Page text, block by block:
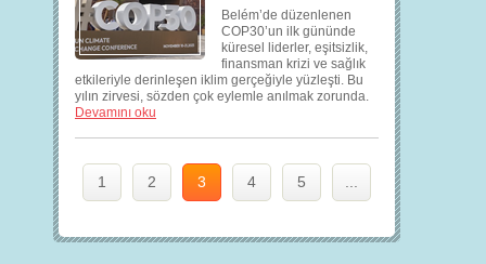
Belém’de düzenlenen
COP30’un ilk gününde
küresel liderler, eşitsizlik,
finansman krizi ve sağlık
etkileriyle derinleşen iklim gerçeğiyle yüzleşti. Bu
yılın zirvesi, sözden çok eylemle anılmak zorunda.
Devamını oku
1 2 3 4 5